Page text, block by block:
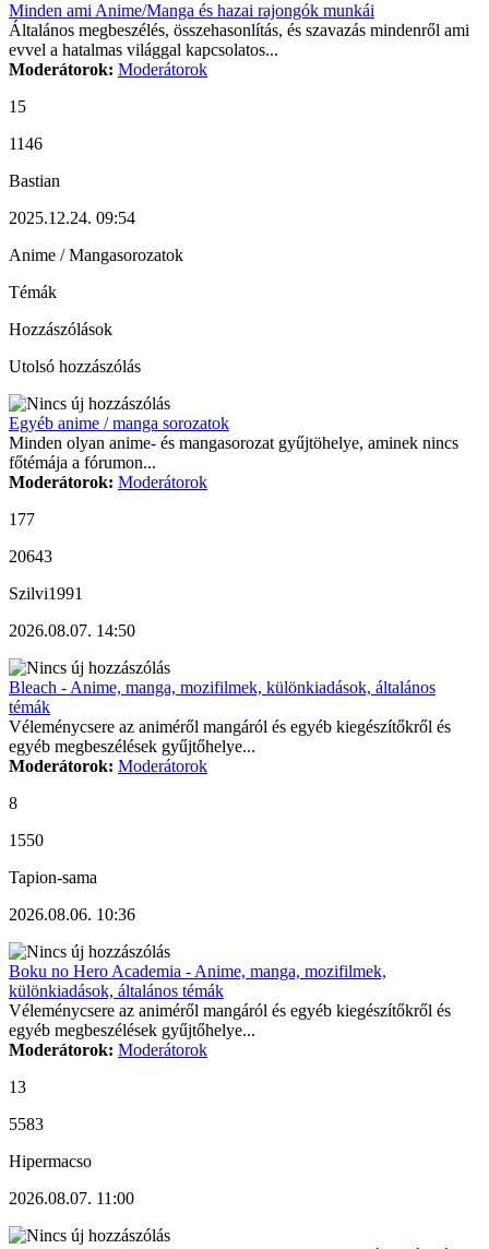
Minden ami Anime/Manga és hazai rajongók munkái
Általános megbeszélés, összehasonlítás, és szavazás mindenről ami
evvel a hatalmas világgal kapcsolatos...
Moderátorok: Moderátorok
15
1146
Bastian
2025.12.24. 09:54
Anime / Mangasorozatok
Témák
Hozzászólások
Utolsó hozzászólás
Egyéb anime / manga sorozatok
Minden olyan anime- és mangasorozat gyűjtöhelye, aminek nincs
főtémája a fórumon...
Moderátorok: Moderátorok
177
20643
Szilvi1991
2026.08.07. 14:50
Bleach - Anime, manga, mozifilmek, különkiadások, általános
témák
Véleménycsere az animéről mangáról és egyéb kiegészítőkről és
egyéb megbeszélések gyűjtőhelye...
Moderátorok: Moderátorok
8
1550
Tapion-sama
2026.08.06. 10:36
Boku no Hero Academia - Anime, manga, mozifilmek,
különkiadások, általános témák
Véleménycsere az animéről mangáról és egyéb kiegészítőkről és
egyéb megbeszélések gyűjtőhelye...
Moderátorok: Moderátorok
13
5583
Hipermacso
2026.08.07. 11:00